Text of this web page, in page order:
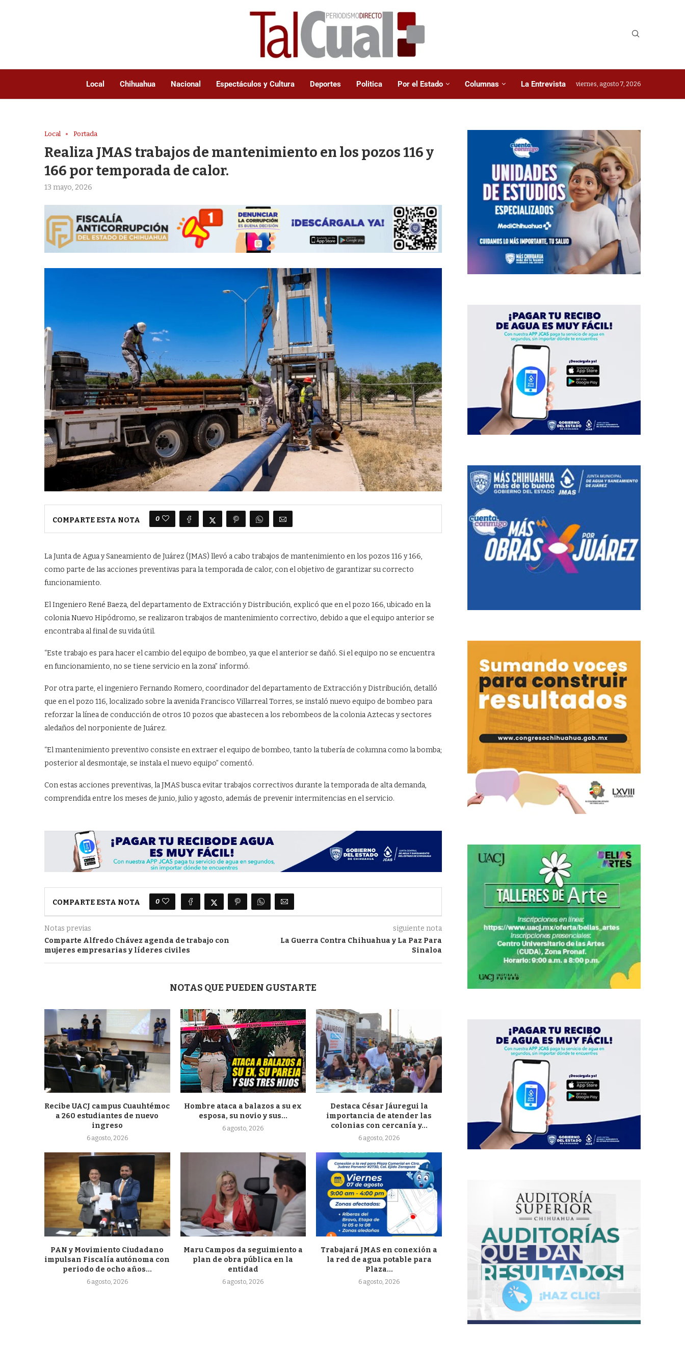
Local Chihuahua Nacional Espectáculos y Cultura Deportes Politica Por el Estado Columnas La Entrevista viernes, agosto 7, 2026
Local Portada
Realiza JMAS trabajos de mantenimiento en los pozos 116 y
166 por temporada de calor.
13 mayo, 2026
COMPARTE ESTA NOTA 0
La Junta de Agua y Saneamiento de Juárez (JMAS) llevó a cabo trabajos de mantenimiento en los pozos 116 y 166,
como parte de las acciones preventivas para la temporada de calor, con el objetivo de garantizar su correcto
funcionamiento.
El Ingeniero René Baeza, del departamento de Extracción y Distribución, explicó que en el pozo 166, ubicado en la
colonia Nuevo Hipódromo, se realizaron trabajos de mantenimiento correctivo, debido a que el equipo anterior se
encontraba al final de su vida útil.
“Este trabajo es para hacer el cambio del equipo de bombeo, ya que el anterior se dañó. Si el equipo no se encuentra
en funcionamiento, no se tiene servicio en la zona” informó.
Por otra parte, el ingeniero Fernando Romero, coordinador del departamento de Extracción y Distribución, detalló
que en el pozo 116, localizado sobre la avenida Francisco Villarreal Torres, se instaló nuevo equipo de bombeo para
reforzar la línea de conducción de otros 10 pozos que abastecen a los rebombeos de la colonia Aztecas y sectores
aledaños del norponiente de Juárez.
“El mantenimiento preventivo consiste en extraer el equipo de bombeo, tanto la tubería de columna como la bomba;
posterior al desmontaje, se instala el nuevo equipo” comentó.
Con estas acciones preventivas, la JMAS busca evitar trabajos correctivos durante la temporada de alta demanda,
comprendida entre los meses de junio, julio y agosto, además de prevenir intermitencias en el servicio.
COMPARTE ESTA NOTA 0
Notas previas
Comparte Alfredo Chávez agenda de trabajo con
mujeres empresarias y líderes civiles
siguiente nota
La Guerra Contra Chihuahua y La Paz Para
Sinaloa
NOTAS QUE PUEDEN GUSTARTE
Recibe UACJ campus Cuauhtémoc
a 260 estudiantes de nuevo
ingreso
6 agosto, 2026
Hombre ataca a balazos a su ex
esposa, su novio y sus...
6 agosto, 2026
Destaca César Jáuregui la
importancia de atender las
colonias con cercanía y...
6 agosto, 2026
PAN y Movimiento Ciudadano
impulsan Fiscalía autónoma con
periodo de ocho años...
6 agosto, 2026
Maru Campos da seguimiento a
plan de obra pública en la
entidad
6 agosto, 2026
Trabajará JMAS en conexión a
la red de agua potable para
Plaza...
6 agosto, 2026